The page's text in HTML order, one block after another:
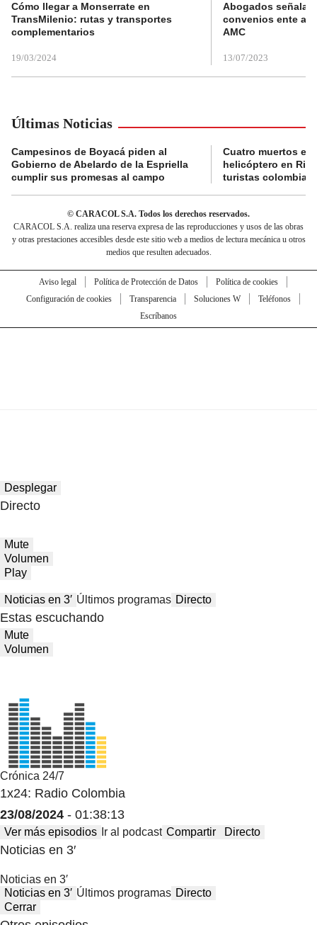
Cómo llegar a Monserrate en
TransMilenio: rutas y transportes
complementarios
19/03/2024
Abogados
convenios ente
AMC
13/07/2023
Últimas Noticias
Campesinos de Boyacá piden al
Gobierno de Abelardo de la Espriella
cumplir sus promesas al campo
Cuatro muertos en
helicóptero en
turistas
© CARACOL S.A. Todos los derechos reservados.
CARACOL S.A. realiza una reserva expresa de las reproducciones y usos de las obras
y otras prestaciones accesibles desde este sitio web a medios de lectura mecánica u otros
medios que resulten adecuados.
Aviso legal Política de Protección de Datos
Política de cookies
Configuración de cookies
Transparencia Soluciones W
Teléfonos
Escríbanos
Desplegar
Directo
Mute
Volumen
Play
Noticias en 3′ Últimos programas Directo
Estas escuchando
Mute
Volumen
Crónica 24/7
1x24: Radio Colombia
23/08/2024 - 01:38:13
Ver más episodios Ir al podcast Compartir Directo
Noticias en 3′
Noticias en 3′
Noticias en 3′ Últimos programas Directo
Cerrar